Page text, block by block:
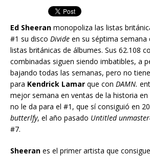
Ed Sheeran monopoliza las listas
#1 su disco Divide en su séptima
listas británicas de álbumes. Sus 62.108
combinadas siguen siendo imbatibles, a
bajando todas las semanas, pero no
para Kendrick Lamar que con DAMN.
mejor semana en ventas de la historia en
no le da para el #1, que sí consiguió en
butterlfy, el año pasado Untitled
#7.
Sheeran es el primer artista que